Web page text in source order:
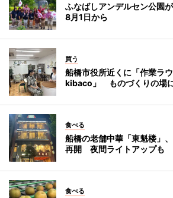
ふなばしアンデルセン公園
8月1日から
買う
船橋市役所近くに「作業ラ
kibaco」 ものづくりの場
食べる
船橋の老舗中華「東魁楼」
再開 夜間ライトアップも
食べる